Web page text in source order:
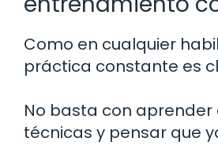
Como en cualquier
práctica constante es
No basta con aprender
técnicas y pensar que